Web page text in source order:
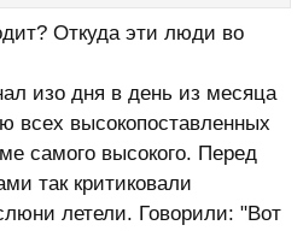
Откуда эти люди во
изо дня в день из месяца
всех высокопоставленных
самого высокого. Перед
так критиковали
летели. Говорили: "Вот